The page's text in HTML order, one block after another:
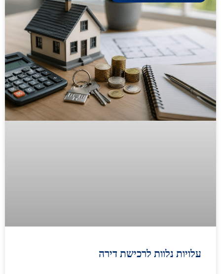
עלויות נלוות לרכישת דירה